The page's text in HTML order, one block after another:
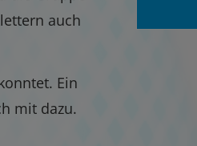
auch
Ein
mit dazu.